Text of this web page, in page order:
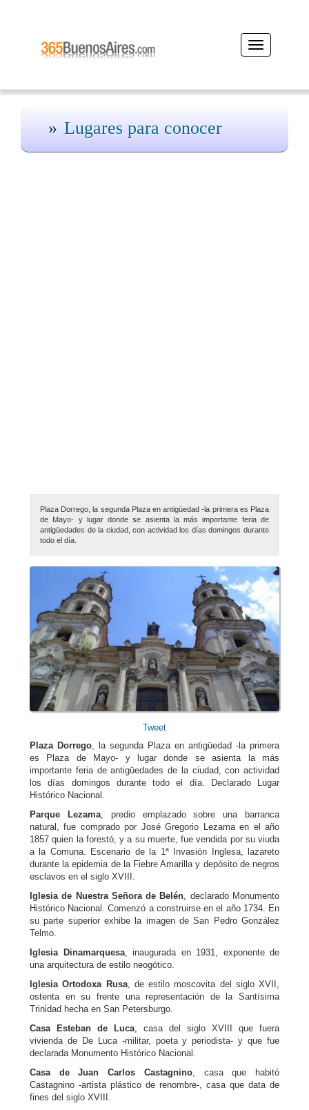
Desplegar
navegación
Lugares para conocer
Plaza Dorrego, la segunda Plaza en antigüedad -la primera es Plaza
de Mayo- y lugar donde se asienta la más importante feria de
antigüedades de la ciudad, con actividad los días domingos durante
todo el día.
Tweet
Plaza Dorrego , la segunda Plaza en antigüedad -la primera
es Plaza de Mayo- y lugar donde se asienta la más
importante feria de antigüedades de la ciudad, con actividad
los días domingos durante todo el día. Declarado Lugar
Histórico Nacional.
Parque Lezama, predio emplazado sobre una barranca
natural, fue comprado por José Gregorio Lezama en el año
1857 quien la forestó, y a su muerte, fue vendida por su viuda
a la Comuna. Escenario de la 1ª Invasión Inglesa, lazareto
durante la epidemia de la Fiebre Amarilla y depósito de negros
esclavos en el siglo XVIII.
Iglesia de Nuestra Señora de Belén , declarado Monumento
Histórico Nacional. Comenzó a construirse en el año 1734. En
su parte superior exhibe la imagen de San Pedro González
Telmo.
Iglesia Dinamarquesa, inaugurada en 1931, exponente de
una arquitectura de estilo neogótico.
Iglesia Ortodoxa Rusa, de estilo moscovita del siglo XVII,
ostenta en su frente una representación de la Santísima
Trinidad hecha en San Petersburgo.
Casa Esteban de Luca , casa del siglo XVIII que fuera
vivienda de De Luca -militar, poeta y periodista- y que fue
declarada Monumento Histórico Nacional.
Casa de Juan Carlos Castagnino, casa que habitó
Castagnino -artista plástico de renombre-, casa que data de
fines del siglo XVIII.